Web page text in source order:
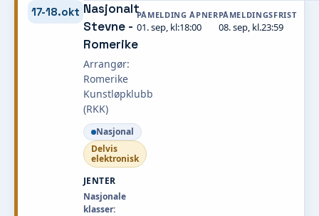
17-18.okt Nasjonalt
Stevne -
Romerike
Arrangør:
Romerike
Kunstløpklubb
(RKK)
Nasjonal
Delvis
elektronisk
JENTER
Nasjonale
klasser:
PÅMELDING ÅPNER
01. sep, kl:18:00
PÅMELDINGSFRIST
08. sep, kl.23:59